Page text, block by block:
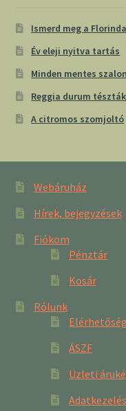
Ismerd meg a
Év eleji nyitva tartás
Minden mentes
Reggia durum tészták
A citromos szomjoltó
Webáruház
Hírek, bejegyzések
Fiókom
Pénztár
Kosár
Rólunk
Elérhetőség
ÁSZF
Üzleti